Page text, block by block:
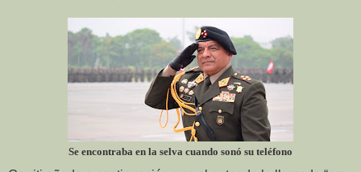
Se encontraba en la selva cuando sonó su teléfono